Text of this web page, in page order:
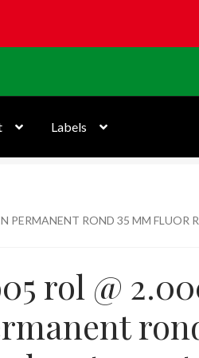
Labels
PERMANENT ROND 35 MM FLUOR
rol @